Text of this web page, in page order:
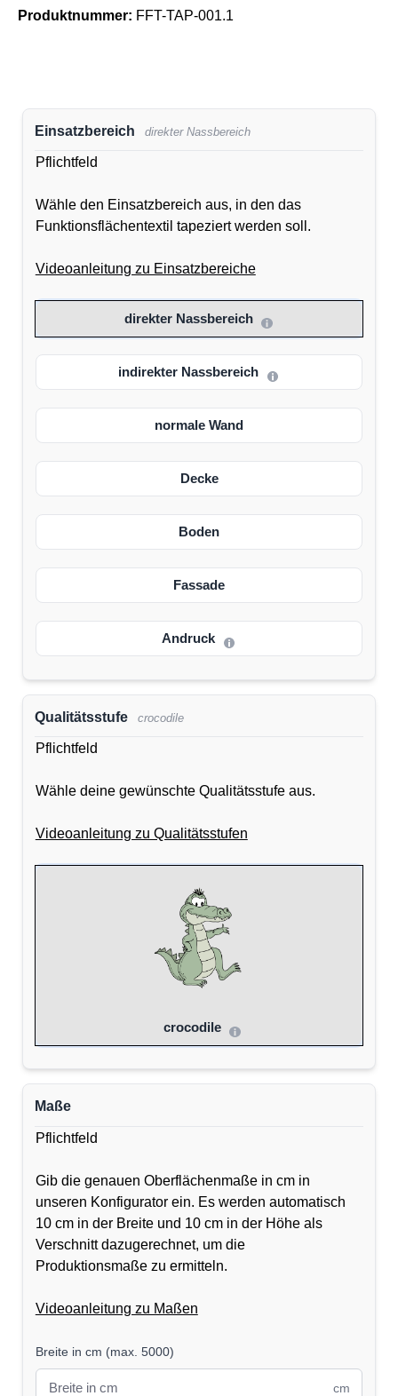
Produktnummer: FFT-TAP-001.1
Einsatzbereich direkter Nassbereich
Pflichtfeld
Wähle den Einsatzbereich aus, in den das
Funktionsflächentextil tapeziert werden soll.
Videoanleitung zu Einsatzbereiche
direkter Nassbereich
indirekter Nassbereich
normale Wand
Decke
Boden
Fassade
Andruck
Qualitätsstufe crocodile
Pflichtfeld
Wähle deine gewünschte Qualitätsstufe aus.
Videoanleitung zu Qualitätsstufen
crocodile
Maße
Pflichtfeld
Gib die genauen Oberflächenmaße in cm in
unseren Konfigurator ein. Es werden automatisch
10 cm in der Breite und 10 cm in der Höhe als
Verschnitt dazugerechnet, um die
Produktionsmaße zu ermitteln.
Videoanleitung zu Maßen
Breite in cm (max. 5000)
cm